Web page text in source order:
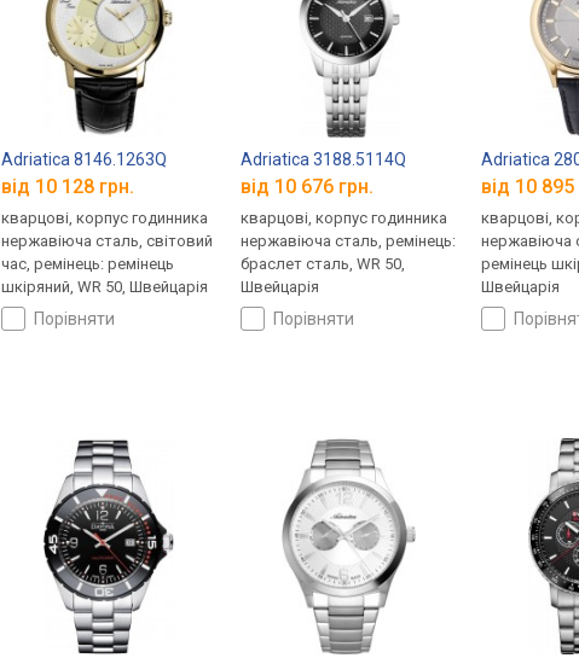
Adriatica 8146.1263Q
від 10 128 грн.
кварцові, корпус годинника
нержавіюча сталь, світовий
час, ремінець: ремінець
шкіряний, WR 50, Швейцарія
порівняти
Adriatica 3188.5114Q
від 10 676 грн.
кварцові, корпус годинника
нержавіюча сталь, ремінець:
браслет сталь, WR 50,
Швейцарія
порівняти
Adriatica
від 10 895
кварцові,
нержавіюча
ремінець
Швейцарія